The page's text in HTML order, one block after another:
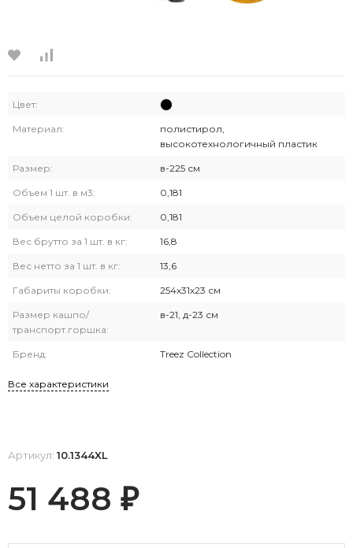
Цвет:
Материал:
полистирол,
высокотехнологичный пластик
Размер: в-225 см
Объем 1 шт. в м3: 0,181
Объем целой коробки: 0,181
Вес брутто за 1 шт. в кг: 16,8
Вес нетто за 1 шт. в кг: 13,6
Габариты коробки: 254х31х23 см
Размер кашпо/
транспорт.горшка:
в-21, д-23 см
Бренд: Treez Collection
Все характеристики
Артикул: 10.1344XL
51 488 ₽